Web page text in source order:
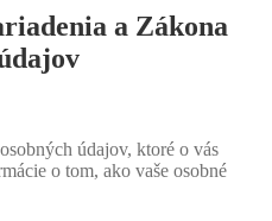
a Zákona
údajov, ktoré o vás
o tom, ako vaše osobné